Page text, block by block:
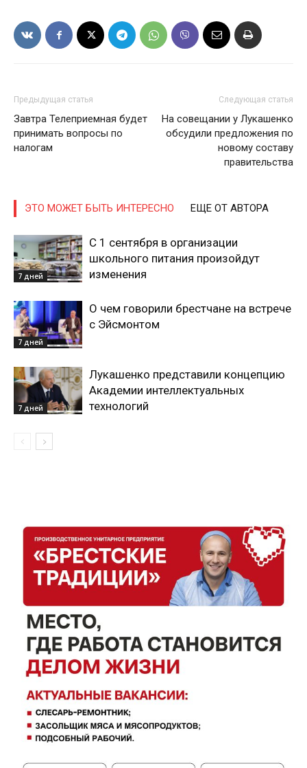
Газета
"Драгічынскі Веснік"
Предыдущая статья
Завтра Телеприемная будет
принимать вопросы по
налогам
Следующая статья
На совещании у Лукашенко
обсудили предложения по
новому составу
правительства
ЭТО МОЖЕТ БЫТЬ ИНТЕРЕСНО ЕЩЕ ОТ АВТОРА
7 дней
С 1 сентября в организации
школьного питания произойдут
изменения
7 дней
О чем говорили брестчане на встрече
с Эйсмонтом
7 дней
Лукашенко представили концепцию
Академии интеллектуальных
технологий